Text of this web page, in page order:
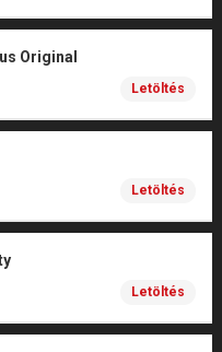
Original
Letöltés
Letöltés
Letöltés